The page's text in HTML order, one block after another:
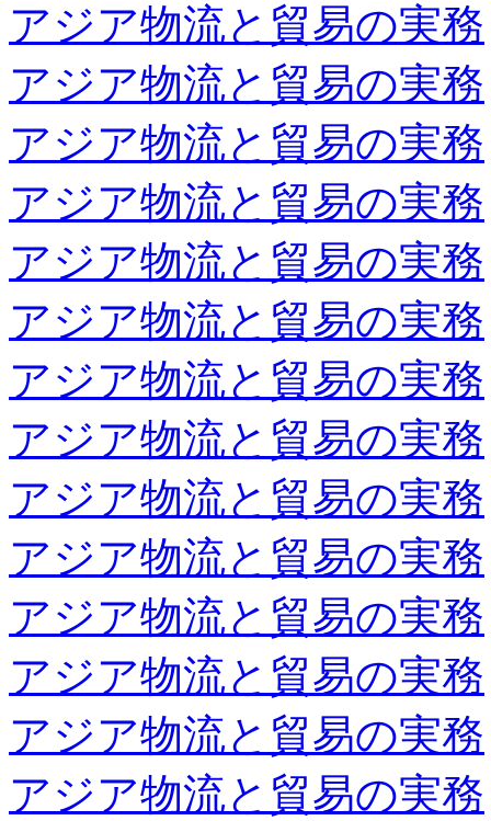
アジア物流と貿易の実務
アジア物流と貿易の実務
アジア物流と貿易の実務
アジア物流と貿易の実務
アジア物流と貿易の実務
アジア物流と貿易の実務
アジア物流と貿易の実務
アジア物流と貿易の実務
アジア物流と貿易の実務
アジア物流と貿易の実務
アジア物流と貿易の実務
アジア物流と貿易の実務
アジア物流と貿易の実務
アジア物流と貿易の実務